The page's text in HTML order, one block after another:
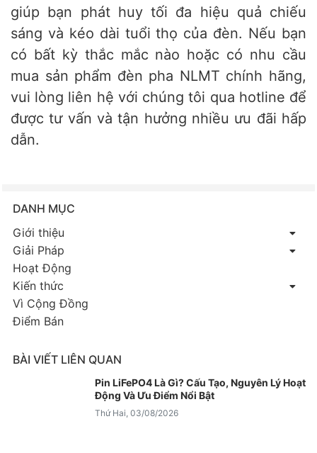
giúp bạn phát huy tối đa hiệu quả chiếu
sáng và kéo dài tuổi thọ của đèn. Nếu bạn
có bất kỳ thắc mắc nào hoặc có nhu cầu
mua sản phẩm đèn pha NLMT chính hãng,
vui lòng liên hệ với chúng tôi qua hotline để
được tư vấn và tận hưởng nhiều ưu đãi hấp
dẫn.
DANH MỤC
Giới thiệu
Giải Pháp
Hoạt Động
Kiến thức
Vì Cộng Đồng
Điểm Bán
BÀI VIẾT LIÊN QUAN
Pin LiFePO4 Là Gì? Cấu Tạo, Nguyên Lý Hoạt
Động Và Ưu Điểm Nổi Bật
Thứ Hai, 03/08/2026